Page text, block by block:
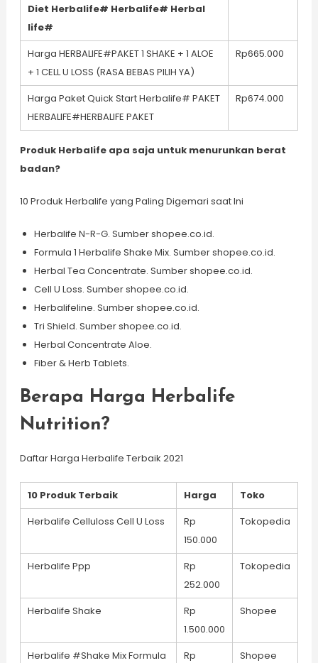
Diet Herbalife# Herbalife# Herbal
life#
Harga HERBALIFE#PAKET 1 SHAKE + 1 ALOE
+ 1 CELL U LOSS (RASA BEBAS PILIH YA)
Rp665.000
Harga Paket Quick Start Herbalife# PAKET
HERBALIFE#HERBALIFE PAKET
Rp674.000
Produk Herbalife apa saja untuk menurunkan berat
badan?
10 Produk Herbalife yang Paling Digemari saat Ini
Herbalife N-R-G. Sumber shopee.co.id.
Formula 1 Herbalife Shake Mix. Sumber shopee.co.id.
Herbal Tea Concentrate. Sumber shopee.co.id.
Cell U Loss. Sumber shopee.co.id.
Herbalifeline. Sumber shopee.co.id.
Tri Shield. Sumber shopee.co.id.
Herbal Concentrate Aloe.
Fiber & Herb Tablets.
Berapa Harga Herbalife
Nutrition?
Daftar Harga Herbalife Terbaik 2021
10 Produk Terbaik Harga
Toko
Herbalife Celluloss Cell U Loss
Rp
150.000
Tokopedia
Herbalife Ppp
Rp
252.000
Tokopedia
Herbalife Shake
Rp
1.500.000
Shopee
Herbalife #Shake Mix Formula
Rp
Shopee